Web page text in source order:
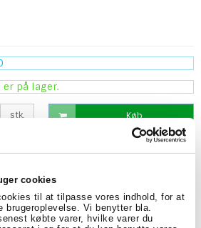
cookies
til at tilpasse vores indhold, for at
brugeroplevelse. Vi benytter bla.
købte varer, hvilke varer du
er på lager.
stk. Køb
er en sikker måde at beskytte
Med ruller på 1,5 meter kan
møbler sikkert ind inden de